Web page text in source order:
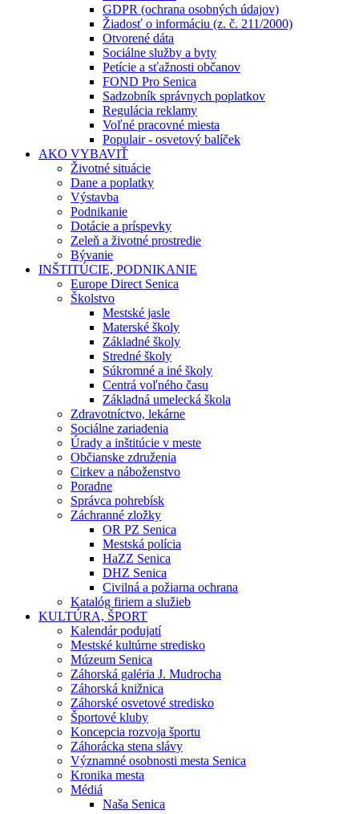
GDPR (ochrana osobných údajov)
Žiadosť o informáciu (z. č. 211/2000)
Otvorené dáta
Sociálne služby a byty
Petície a sťažnosti občanov
FOND Pro Senica
Sadzobník správnych poplatkov
Regulácia reklamy
Voľné pracovné miesta
Populair - osvetový balíček
AKO VYBAVIŤ
Životné situácie
Dane a poplatky
Výstavba
Podnikanie
Dotácie a príspevky
Zeleň a životné prostredie
Bývanie
INŠTITÚCIE, PODNIKANIE
Europe Direct Senica
Školstvo
Mestské jasle
Materské školy
Základné školy
Stredné školy
Súkromné a iné školy
Centrá voľného času
Základná umelecká škola
Zdravotníctvo, lekárne
Sociálne zariadenia
Úrady a inštitúcie v meste
Občianske združenia
Cirkev a náboženstvo
Poradne
Správca pohrebísk
Záchranné zložky
OR PZ Senica
Mestská polícia
HaZZ Senica
DHZ Senica
Civilná a požiarna ochrana
Katalóg firiem a služieb
KULTÚRA, ŠPORT
Kalendár podujatí
Mestské kultúrne stredisko
Múzeum Senica
Záhorská galéria J. Mudrocha
Záhorská knižnica
Záhorské osvetové stredisko
Športové kluby
Koncepcia rozvoja športu
Záhorácka stena slávy
Významné osobnosti mesta Senica
Kronika mesta
Médiá
Naša Senica